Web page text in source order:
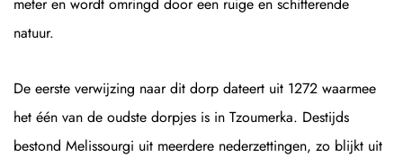
natuur.
De eerste verwijzing naar dit dorp dateert uit 1272 waarmee
het één van de oudste dorpjes is in Tzoumerka. Destijds
bestond Melissourgi uit meerdere nederzettingen, zo blijkt uit